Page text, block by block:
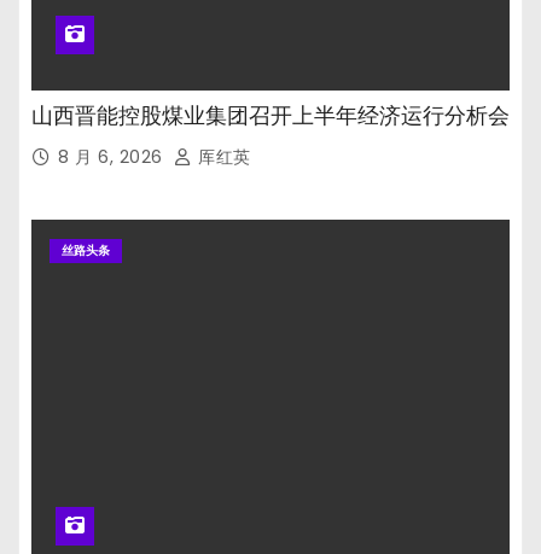
山西晋能控股煤业集团召开上半年经济运行分析会
8 月 6, 2026 厍红英
丝路头条